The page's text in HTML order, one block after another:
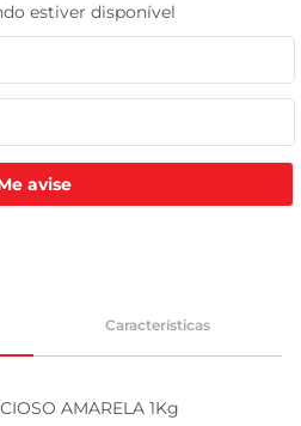
avise
Características
AMARELA 1Kg